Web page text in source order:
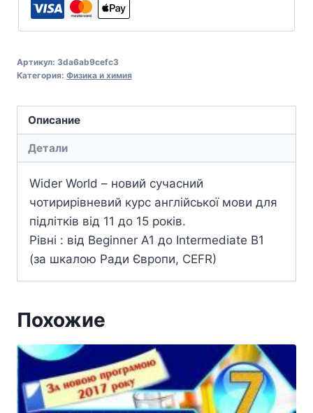
Артикул: 3da6ab9cefc3
Категория: Физика и химия
Описание
Детали
Wider World – новий сучасний
чотирирівневий курс англійської мови для
підлітків від 11 до 15 років.
Рівні : від Beginner A1 до Intermediate B1
(за шкалою Ради Європи, CEFR)
Похожие